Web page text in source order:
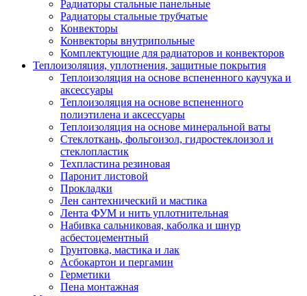
Радиаторы стальные панельные
Радиаторы стальные трубчатые
Конвекторы
Конвекторы внутрипольные
Комплектующие для радиаторов и конвекторов
Теплоизоляция, уплотнения, защитные покрытия
Теплоизоляция на основе вспененного каучука и
аксессуары
Теплоизоляция на основе вспененного
полиэтилена и аксессуары
Теплоизоляция на основе минеральной ваты
Стеклоткань, фольгоизол, гидростеклоизол и
стеклопластик
Техпластина резиновая
Паронит листовой
Прокладки
Лен сантехнический и мастика
Лента ФУМ и нить уплотнительная
Набивка сальниковая, каболка и шнур
асбестоцементный
Грунтовка, мастика и лак
Асбокартон и пергамин
Герметики
Пена монтажная